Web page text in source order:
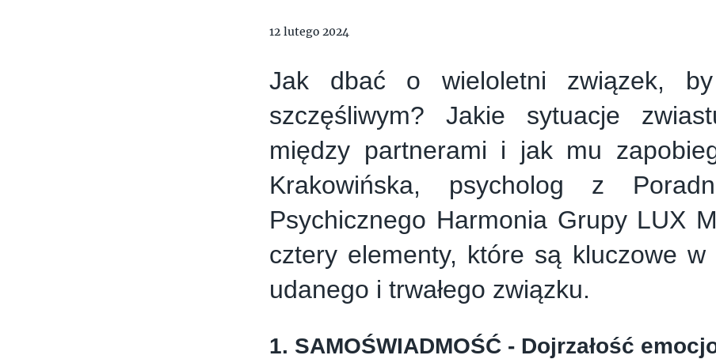
12 lutego 2024
Jak dbać o wieloletni związek,
szczęśliwym? Jakie sytuacje
między partnerami i jak mu
Krakowińska, psycholog z
Psychicznego Harmonia Grupy LUX
cztery elementy, które są kluczowe w
udanego i trwałego związku.
1. SAMOŚWIADMOŚĆ - Dojrzałość